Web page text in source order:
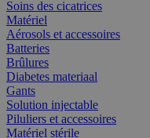
Soins des cicatrices
Matériel
Aérosols et accessoires
Batteries
Brûlures
Diabetes materiaal
Gants
Solution injectable
Piluliers et accessoires
Matériel stérile